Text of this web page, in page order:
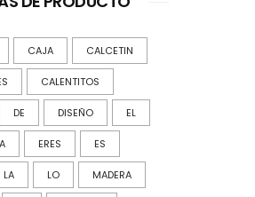
CAJA CALCETIN
CALENTITOS
DE DISEÑO EL
ERES ES
LA LO MADERA